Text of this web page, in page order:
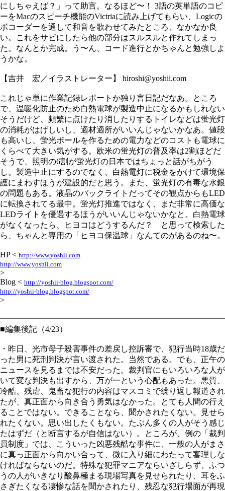
にしちゃえば？」って助言。なるほど〜！ 3語の英単語のコピ
ーをMacのスピーチ機能のVictriaに読み上げてもらい、Logicの
ボコーダーを通して和音を歌わせてみたところ、なかなか良
い。これをサビにしたら他の部分はスルスルと作れてしまっ
た。なんとか完成。う〜ん、コード進行とかちゃんと勉強しよ
うかな。
【吉井 宏／イラストレーター】 hiroshi@yoshii.com
これじゃ単に作業記録レポートか独り言日記だなあ。ところ
で、温暖化防止のため白熱電球が製造中止になるかもしれない
そうだけど、頻繁に点けたり消したりするトイレなどは蛍光灯
の消耗がはげしいし、適材適所がいいんじゃないかなあ。値段
も高いし、蛍光ボールを作るための電力などのコストも電球に
くらべて大きい気がする。欧米の蛍光灯の普及率は2割ほどだ
そうで、照明の6割が蛍光灯の日本ではちょっと話がちがう
し。製造中止にするのでなく、白熱電灯に税金をかけて環境保
護にまわすほうが建設的だと思う。また、蛍光灯の有毒な水銀
の問題もある。液晶のバックライトだってその観点からもLED
に転換されてる最中。蛍光灯推進ではなく、まだ非常に高価な
LEDライトを優遇するほうがいいんじゃないかなと。白熱電球
がなくなったら、ヒヨコはどうするんだ？ と思って検索した
ら、ちゃんと専用の「ヒヨコ保温球」なんてのがあるのね〜。
HP < http://www.yoshii.com
http://www.yoshii.com
>
Blog < http://yoshii-blog.blogspot.com/
http://yoshii-blog.blogspot.com/
>
■編集後記（4/23）
・昨日、光市母子殺害事件の差戻し控訴審で、犯行当時18歳だ
った男に死刑判決が言い渡された。当然である。でも、正午の
ニュースを見るまでは不安だった。裁判官にもいろいろな人が
いて変な判決も出すから、万が一という心配もあった。悪質、
冷酷、残虐、鬼畜な犯行の内容はマスコミで繰り返し報道され
たが、真正面から向き合う勇気はなかった。とても人間の行え
ることではない。できることなら、聞かされたくない。見せら
れたくない。思い出したくもない。たぶん多くの人がそう感じ
たはずだ（と断言するが自信はない）。ところが、例の「裁判
員制度」では、こういった凶悪残酷な事件に、一般の人がまさ
に真っ正面から向かい合って、微に入り細にわたって審理しな
ければならないのだ。特殊な犯罪マニアならいざしらず、ふつ
うの人がいきなり酸鼻極まる現場写真を見せられたり、耳をふ
さぎたくなる凄惨な話を聞かされたり、残忍な犯行場面が再現